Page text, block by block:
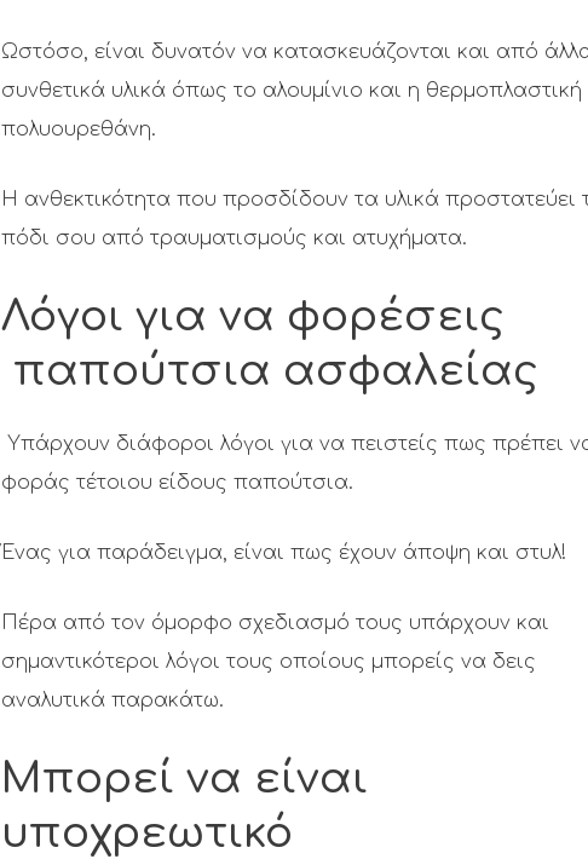
Ωστόσο, είναι δυνατόν να κατασκευάζονται και από
συνθετικά υλικά όπως το αλουμίνιο και η θερμοπλαστική
πολυουρεθάνη.
Η ανθεκτικότητα που προσδίδουν τα υλικά προστατεύει
πόδι σου από τραυματισμούς και ατυχήματα.
Λόγοι για να φορέσεις
παπούτσια ασφαλείας
Υπάρχουν διάφοροι λόγοι για να πειστείς πως πρέπει
φοράς τέτοιου είδους παπούτσια.
Ένας για παράδειγμα, είναι πως έχουν άποψη και στυλ!
Πέρα από τον όμορφο σχεδιασμό τους υπάρχουν και
σημαντικότεροι λόγοι τους οποίους μπορείς να δεις
αναλυτικά παρακάτω.
Μπορεί να είναι
υποχρεωτικό